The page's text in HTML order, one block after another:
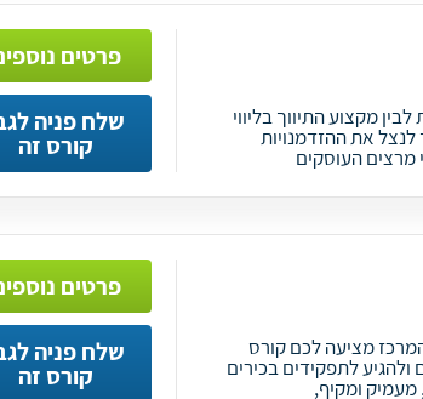
מקצוע התיווך בליווי
את ההזדמנויות
מרצים העוסקים
פרטים
שלח פניה
קורס זה
מציעה לכם קורס
לתפקידים בכירים
מעמיק ומקיף,
פרטים
שלח פניה
קורס זה